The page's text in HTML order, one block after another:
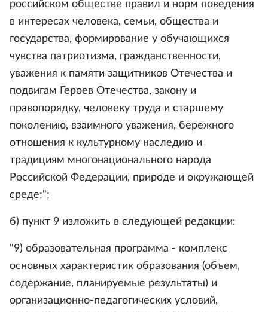
российском обществе правил и норм поведения
в интересах человека, семьи, общества и
государства, формирование у обучающихся
чувства патриотизма, гражданственности,
уважения к памяти защитников Отечества и
подвигам Героев Отечества, закону и
правопорядку, человеку труда и старшему
поколению, взаимного уважения, бережного
отношения к культурному наследию и
традициям многонационального народа
Российской Федерации, природе и окружающей
среде;";
б) пункт 9 изложить в следующей редакции:
"9) образовательная программа - комплекс
основных характеристик образования (объем,
содержание, планируемые результаты) и
организационно-педагогических условий,